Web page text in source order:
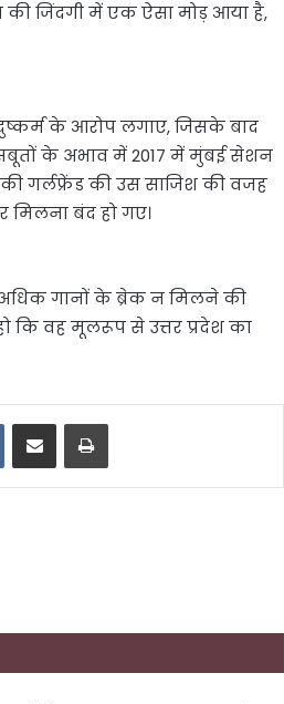
की जिंदगी में एक ऐसा मोड़ आया है,
के आरोप लगाए, जिसके बाद
के अभाव में 2017 में मुंबई सेशन
गर्लफ्रेंड की उस साजिश की वजह
बंद हो गए।
अधिक गानों के ब्रेक न मिलने की
वह मूलरूप से उत्तर प्रदेश का
VKontakte
Share via Email Print